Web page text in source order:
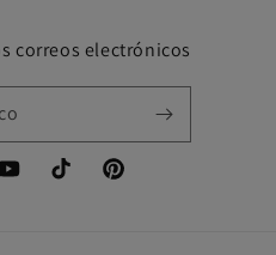
correos electrónicos
TikTok Pinterest